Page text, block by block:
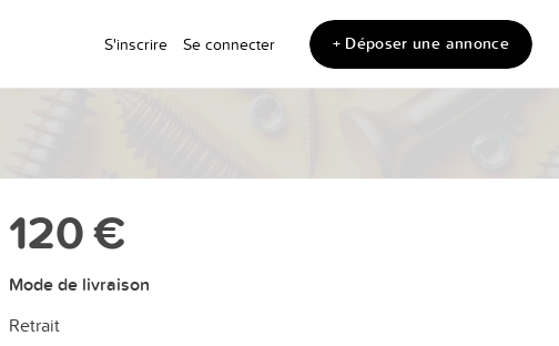
S'inscrire Se connecter + Déposer une annonce
120 €
Mode de livraison
Retrait